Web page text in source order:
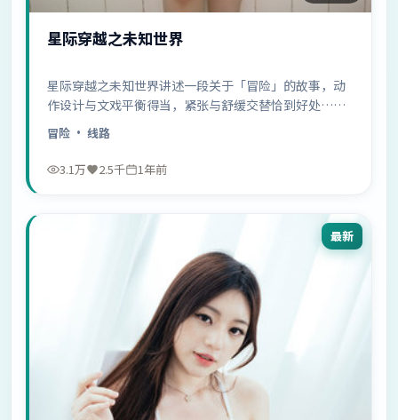
星际穿越之未知世界
星际穿越之未知世界讲述一段关于「冒险」的故事，动
作设计与文戏平衡得当，紧张与舒缓交替恰到好处……
冒险 · 线路
3.1万 2.5千 1年前
最新